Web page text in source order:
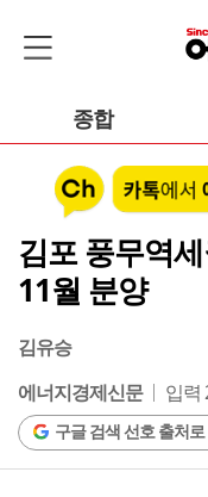
종합
김포 풍무역
11월 분양
김유승
에너지경제신문
입력
구글 검색 선호 출처